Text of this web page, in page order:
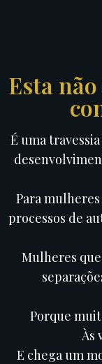
Esta
É uma
Para
processos de
Mulheres
Porque
Às
E chega um